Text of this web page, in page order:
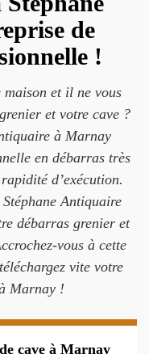
de
!
maison et il ne vous
et votre cave ?
à Marnay
en débarras très
d’exécution.
Antiquaire
débarras grenier et
vous à cette
vite votre
Marnay !
cave à Marnay